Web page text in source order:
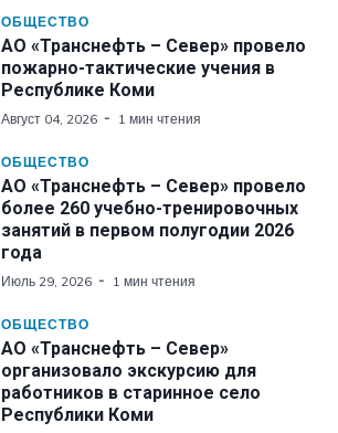
ОБЩЕСТВО
АО «Транснефть – Север» провело
пожарно-тактические учения в
Республике Коми
Август 04, 2026 1 мин чтения
ОБЩЕСТВО
АО «Транснефть – Север» провело
более 260 учебно-тренировочных
занятий в первом полугодии 2026
года
Июль 29, 2026 1 мин чтения
ОБЩЕСТВО
АО «Транснефть – Север»
организовало экскурсию для
работников в старинное село
Республики Коми